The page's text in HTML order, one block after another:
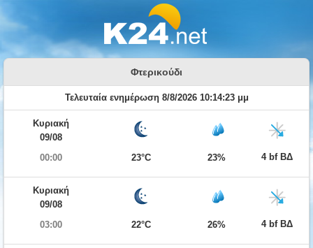
Φτερικούδι
Τελευταία ενημέρωση 8/8/2026 10:14:23 μμ
Κυριακή
09/08
00:00
23°C 23% 4 bf ΒΔ
Κυριακή
09/08
03:00
22°C 26% 4 bf ΒΔ